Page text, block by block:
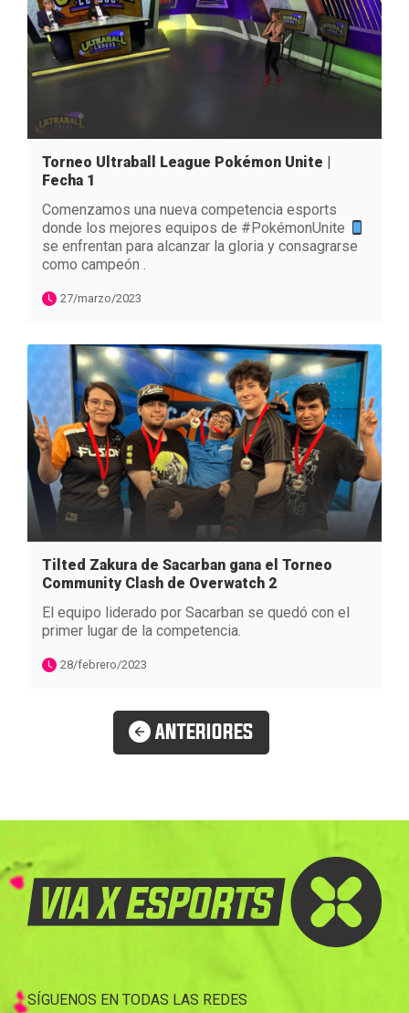
Torneo Ultraball League Pokémon Unite |
Fecha 1
Comenzamos una nueva competencia esports
donde los mejores equipos de #PokémonUnite
se enfrentan para alcanzar la gloria y consagrarse
como campeón .
27/marzo/2023
Tilted Zakura de Sacarban gana el Torneo
Community Clash de Overwatch 2
El equipo liderado por Sacarban se quedó con el
primer lugar de la competencia.
28/febrero/2023
ANTERIORES
SÍGUENOS EN TODAS LAS REDES